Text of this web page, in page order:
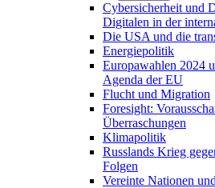
Cybersicherheit und
Digitalen in der
Die USA und die
Energiepolitik
Europawahlen 2024
Agenda der EU
Flucht und Migration
Foresight:
Überraschungen
Klimapolitik
Russlands Krieg
Folgen
Vereinte Nationen